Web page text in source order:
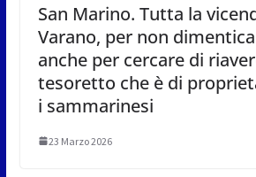
San Marino. Tutta la
Varano, per non
anche per cercare di
tesoretto che è di
i sammarinesi
23 Marzo 2026